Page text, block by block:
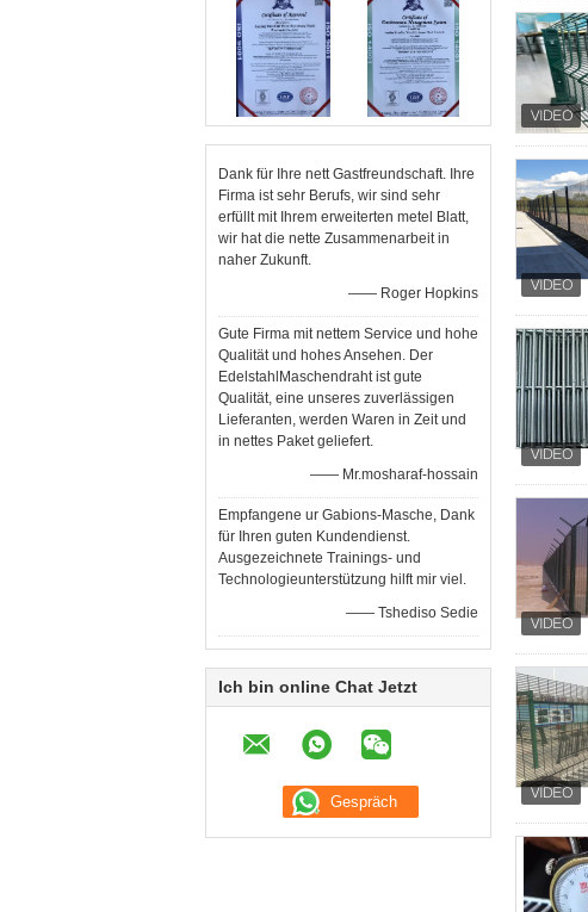
Dank für Ihre nett Gastfreundschaft. Ihre
Firma ist sehr Berufs, wir sind sehr
erfüllt mit Ihrem erweiterten metel Blatt,
wir hat die nette Zusammenarbeit in
naher Zukunft.
—— Roger Hopkins
Gute Firma mit nettem Service und hohe
Qualität und hohes Ansehen. Der
EdelstahlMaschendraht ist gute
Qualität, eine unseres zuverlässigen
Lieferanten, werden Waren in Zeit und
in nettes Paket geliefert.
—— Mr.mosharaf-hossain
Empfangene ur Gabions-Masche, Dank
für Ihren guten Kundendienst.
Ausgezeichnete Trainings- und
Technologieunterstützung hilft mir viel.
—— Tshediso Sedie
Ich bin online Chat Jetzt